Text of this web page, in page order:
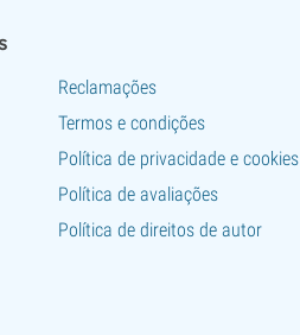
Reclamações
Termos e condições
Política de privacidade e cookies
Política de avaliações
Política de direitos de autor